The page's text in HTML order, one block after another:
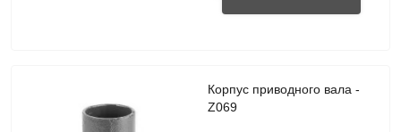
Корпус приводного вала -
Z069